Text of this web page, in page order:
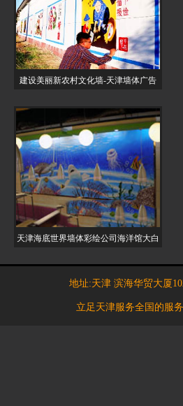
建设美丽新农村文化墙-天津墙体广告
天津海底世界墙体彩绘公司海洋馆大白
地址:天津 滨海华贸大厦
立足天津服务全国的服